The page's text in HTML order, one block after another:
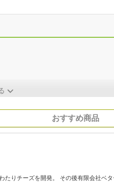
おすすめ商品
たりチーズを開発。 その後有限会社ベ